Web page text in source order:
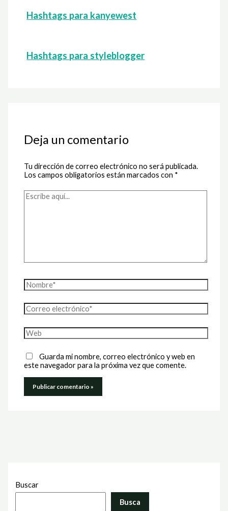
Hashtags para kanyewest
Hashtags para styleblogger
Deja un comentario
Tu dirección de correo electrónico no será publicada.
Los campos obligatorios están marcados con *
Escribe
Nombre*
Correo
electrónico*
Web
Guarda mi nombre, correo electrónico y web en
este navegador para la próxima vez que comente.
Buscar
Busca